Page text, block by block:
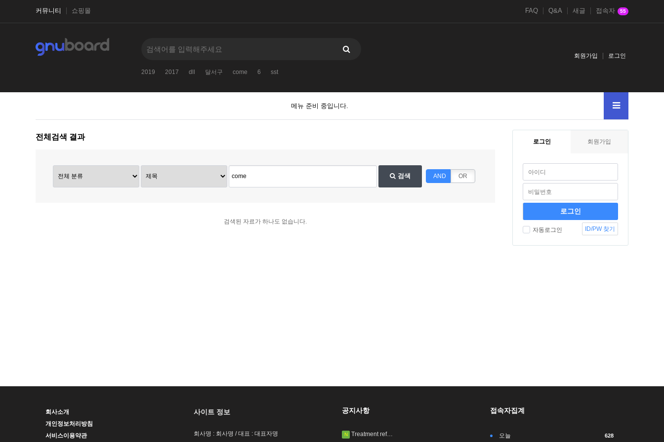
커뮤니티 쇼핑몰 FAQ Q&A 새글 접속자 55
2019 2017 dll 달서구 come 6 sst
회원가입 로그인
메뉴 준비 중입니다.
전체검색 결과
검색 AND OR
검색된 자료가 하나도 없습니다.
로그인 회원가입
자동로그인 ID/PW 찾기
회사소개
개인정보처리방침
서비스이용약관
사이트 정보
회사명 : 회사명 / 대표 : 대표자명
공지사항
N Treatment ref…
접속자집계
오늘 628